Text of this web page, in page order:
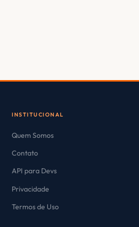
INSTITUCIONAL
Quem Somos
Contato
API para Devs
Privacidade
Termos de Uso